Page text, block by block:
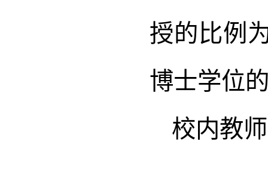
授的比例
博士学位
校内教